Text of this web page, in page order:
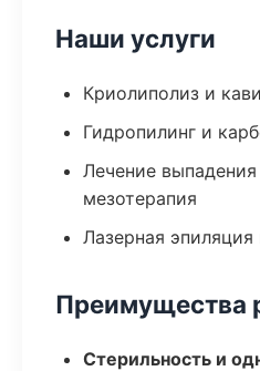
Наши услуги
Криолиполиз и
Гидропилинг и
Лечение
мезотерапия
Лазерная эпиляция
Преимущества
Стерильность и